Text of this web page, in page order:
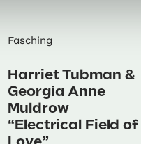
Fasching
Harriet Tubman &
Georgia Anne
Muldrow
“Electrical Field of